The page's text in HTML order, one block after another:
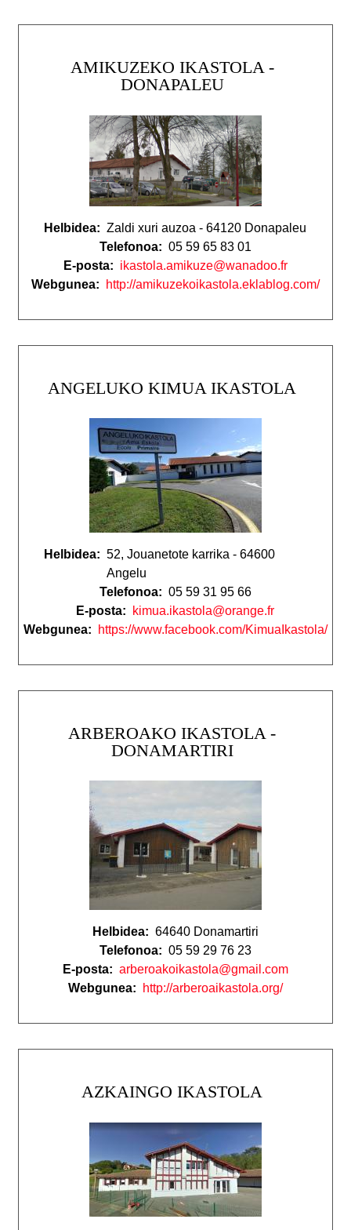
AMIKUZEKO IKASTOLA -
DONAPALEU
Helbidea: Zaldi xuri auzoa - 64120 Donapaleu
Telefonoa: 05 59 65 83 01
E-posta: ikastola.amikuze@wanadoo.fr
Webgunea:
http://amikuzekoikastola.eklablog.com/
ANGELUKO KIMUA IKASTOLA
Helbidea: 52, Jouanetote karrika - 64600
Angelu
Telefonoa: 05 59 31 95 66
E-posta:
kimua.ikastola@orange.fr
Webgunea:
https://www.facebook.com/KimuaIkastola/
ARBEROAKO IKASTOLA -
DONAMARTIRI
Helbidea: 64640 Donamartiri
Telefonoa: 05 59 29 76 23
E-posta: arberoakoikastola@gmail.com
Webgunea:
http://arberoaikastola.org/
AZKAINGO IKASTOLA